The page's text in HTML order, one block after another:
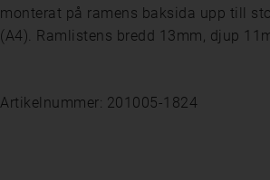
monterat på ramens baksida upp till
(A4). Ramlistens bredd 13mm, djup
Artikelnummer: 201005-1824